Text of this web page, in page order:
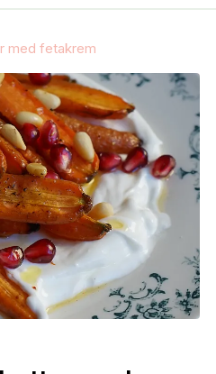
med fetakrem